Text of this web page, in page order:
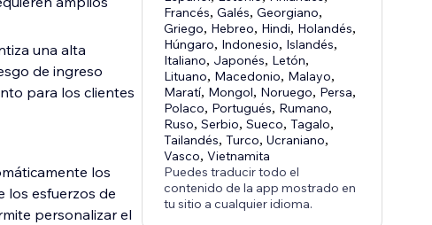
una alta
de ingreso
para los clientes
los
los esfuerzos de
personalizar el
Francés,Galés,Georgiano,
Griego, Hebreo, Hindi, Holandés,
Húngaro, Indonesio, Islandés,
Italiano, Japonés, Letón,
Lituano, Macedonio, Malayo,
Maratí, Mongol, Noruego, Persa,
Polaco, Portugués, Rumano,
Ruso,Serbio,Sueco,Tagalo,
Tailandés,Turco,Ucraniano,
Vasco,Vietnamita
Puedes traducir todo el
contenido de la app mostrado en
tu sitio a cualquier idioma.